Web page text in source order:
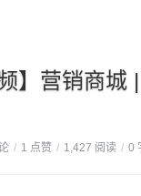
频】营销商
/ 1 点赞 / 1,427 阅读 / 0